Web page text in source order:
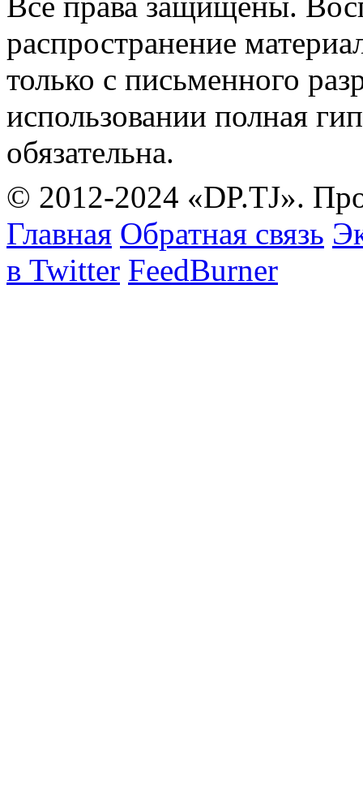
распространение
только с письменного
использовании полная
обязательна.
© 2012-2024 «DP.TJ».
Главная Обратная связь
в Twitter FeedBurner